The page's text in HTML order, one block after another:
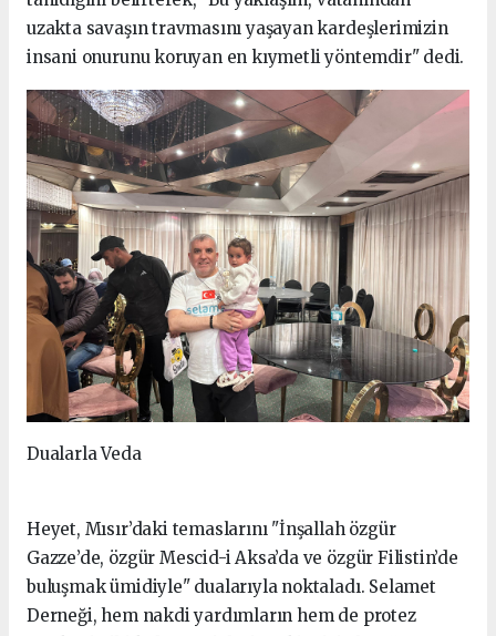
uzakta savaşın travmasını yaşayan kardeşlerimizin
insani onurunu koruyan en kıymetli yöntemdir" dedi.
Dualarla Veda
Heyet, Mısır’daki temaslarını "İnşallah özgür
Gazze’de, özgür Mescid-i Aksa’da ve özgür Filistin’de
buluşmak ümidiyle" dualarıyla noktaladı. Selamet
Derneği, hem nakdi yardımların hem de protez